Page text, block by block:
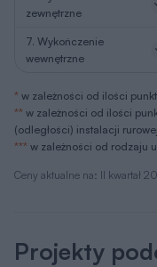
Ceny aktualne na: II kwartał
zewnętrzne
7. Wykończenie
wewnętrzne
* w zależności od ilości
** w zależności od ilości
(odległości) instalacji rurowej
*** w zależności od rodzaju
Projekty